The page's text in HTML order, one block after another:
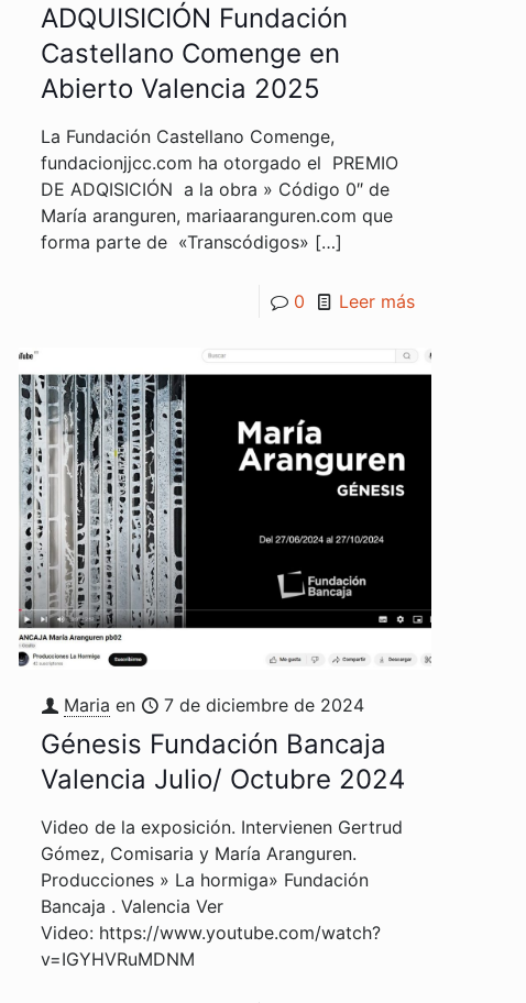
ADQUISICIÓN Fundación
Castellano Comenge en
Abierto Valencia 2025
La Fundación Castellano Comenge,
fundacionjjcc.com ha otorgado el PREMIO
DE ADQISICIÓN a la obra » Código 0″ de
María aranguren, mariaaranguren.com que
forma parte de «Transcódigos» […]
0 Leer más
Maria en 7 de diciembre de 2024
Génesis Fundación Bancaja
Valencia Julio/ Octubre 2024
Video de la exposición. Intervienen Gertrud
Gómez, Comisaria y María Aranguren.
Producciones » La hormiga» Fundación
Bancaja . Valencia Ver
Video: https://www.youtube.com/watch?
v=IGYHVRuMDNM